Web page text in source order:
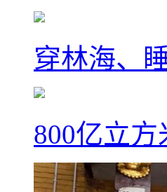
穿林海、
800亿立方